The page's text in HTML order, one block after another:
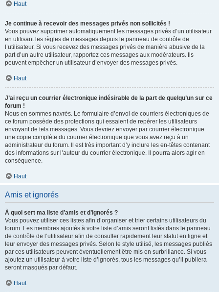
Haut
Je continue à recevoir des messages privés non sollicités !
Vous pouvez supprimer automatiquement les messages privés d’un utilisateur
en utilisant les règles de messages depuis le panneau de contrôle de
l’utilisateur. Si vous recevez des messages privés de manière abusive de la
part d’un autre utilisateur, rapportez ces messages aux modérateurs. Ils
peuvent empêcher un utilisateur d’envoyer des messages privés.
Haut
J’ai reçu un courrier électronique indésirable de la part de quelqu’un sur ce
forum !
Nous en sommes navrés. Le formulaire d’envoi de courriers électroniques de
ce forum possède des protections qui essaient de repérer les utilisateurs
envoyant de tels messages. Vous devriez envoyer par courrier électronique
une copie complète du courrier électronique que vous avez reçu à un
administrateur du forum. Il est très important d’y inclure les en-têtes contenant
des informations sur l’auteur du courrier électronique. Il pourra alors agir en
conséquence.
Haut
Amis et ignorés
À quoi sert ma liste d’amis et d’ignorés ?
Vous pouvez utiliser ces listes afin d’organiser et trier certains utilisateurs du
forum. Les membres ajoutés à votre liste d’amis seront listés dans le panneau
de contrôle de l’utilisateur afin de consulter rapidement leur statut en ligne et
leur envoyer des messages privés. Selon le style utilisé, les messages publiés
par ces utilisateurs peuvent éventuellement être mis en surbrillance. Si vous
ajoutez un utilisateur à votre liste d’ignorés, tous les messages qu’il publiera
seront masqués par défaut.
Haut